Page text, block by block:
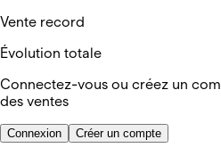
Vente record
Évolution totale
Connectez-vous ou créez un
des ventes
Connexion Créer un compte